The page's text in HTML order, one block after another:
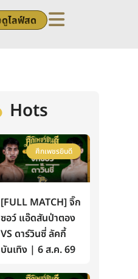
ดูไลฟ์สด
Hots
ศึกเพชรยินดี
[FULL MATCH] จิ๊ก
ซอว์ แอ๊ดสันป่าตอง
VS ดาร์วินซี่ ลัคกี้
บันเทิง | 6 ส.ค. 69